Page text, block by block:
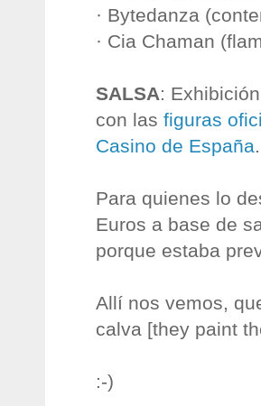
· Bytedanza
· Cia Chaman
SALSA:
con las figuras
Casino de España
Para quienes lo
Euros a base de
porque estaba
Allí nos vemos,
calva [they paint
:-)